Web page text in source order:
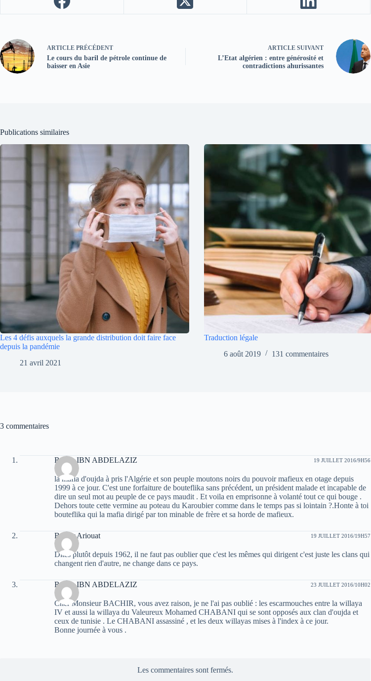
ARTICLE PRÉCÉDENT
Le cours du baril de pétrole continue de
baisser en Asie
ARTICLE SUIVANT
L’Etat algérien : entre générosité et
contradictions ahurissantes
Publications similaires
Les 4 défis auxquels la grande distribution doit faire face
depuis la pandémie
21 avril 2021
Traduction légale
6 août 2019
131 commentaires
3 commentaires
Rabah IBN ABDELAZIZ 19 JUILLET 2016/9H56
la mafia d'oujda à pris l'Algérie et son peuple moutons noirs du pouvoir mafieux en otage depuis
1999 à ce jour. C'est une forfaiture de bouteflika sans précédent, un président malade et incapable de
dire un seul mot au peuple de ce pays maudit . Et voila en emprisonne à volanté tout ce qui bouge .
Dehors toute cette vermine au poteau du Karoubier comme dans le temps pas si lointain ?.Honte à toi
bouteflika qui la mafia dirigé par ton minable de frère et sa horde de mafieux.
Bachir Ariouat 19 JUILLET 2016/19H57
Dites plutôt depuis 1962, il ne faut pas oublier que c'est les mêmes qui dirigent c'est juste les clans qui
changent rien d'autre, ne change dans ce pays.
Rabah IBN ABDELAZIZ 23 JUILLET 2016/10H02
Cher Monsieur BACHIR, vous avez raison, je ne l'ai pas oublié : les escarmouches entre la willaya
IV et aussi la willaya du Valeureux Mohamed CHABANI qui se sont opposés aux clan d'oujda et
ceux de tunisie . Le CHABANI assassiné , et les deux willayas mises à l'index à ce jour.
Bonne journée à vous .
Les commentaires sont fermés.